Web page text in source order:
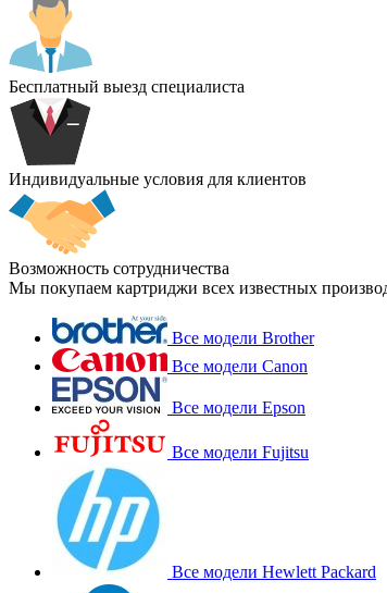
Бесплатный выезд специалиста
Индивидуальные условия для клиентов
Возможность сотрудничества
Мы покупаем картриджи всех известных
Все модели Brother
Все модели Canon
Все модели Epson
Все модели Fujitsu
Все модели Hewlett Packard